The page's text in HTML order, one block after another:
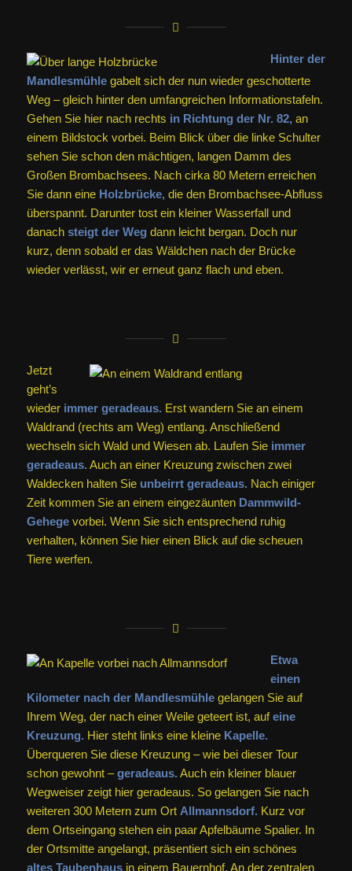
Hinter der
Mandlesmühlegabelt sich der nun wieder geschotterte
Weg – gleich hinter den umfangreichen Informationstafeln.
Gehen Sie hier nach rechts in Richtung der Nr. 82,an
einem Bildstock vorbei. Beim Blick über die linke Schulter
sehen Sie schon den mächtigen, langen Damm des
Großen Brombachsees. Nach cirka 80 Metern erreichen
Sie dann eine Holzbrücke,die den Brombachsee-Abfluss
überspannt. Darunter tost ein kleiner Wasserfall und
danach steigt der Weg dann leicht bergan. Doch nur
kurz, denn sobald er das Wäldchen nach der Brücke
wieder verlässt, wir er erneut ganz flach und eben.
Jetzt
geht’s
wieder immer geradeaus. Erst wandern Sie an einem
Waldrand (rechts am Weg) entlang. Anschließend
wechseln sich Wald und Wiesen ab. Laufen Sie immer
geradeaus. Auch an einer Kreuzung zwischen zwei
Waldecken halten Sie unbeirrt geradeaus. Nach einiger
Zeit kommen Sie an einem eingezäunten Dammwild-
Gehegevorbei. Wenn Sie sich entsprechend ruhig
verhalten, können Sie hier einen Blick auf die scheuen
Tiere werfen.
Etwa
einen
Kilometer nach der Mandlesmühlegelangen Sie auf
Ihrem Weg, der nach einer Weile geteert ist, aufeine
Kreuzung. Hier steht links eine kleine Kapelle.
Überqueren Sie diese Kreuzung – wie bei dieser Tour
schon gewohnt –geradeaus. Auch ein kleiner blauer
Wegweiser zeigt hier geradeaus. So gelangen Sie nach
weiteren 300 Metern zum Ort Allmannsdorf. Kurz vor
dem Ortseingang stehen ein paar Apfelbäume Spalier. In
der Ortsmitte angelangt, präsentiert sich ein schönes
altes Taubenhausin einem Bauernhof. An der zentralen